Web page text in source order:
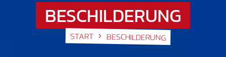
BESCHILDERUNG
START BESCHILDERUNG